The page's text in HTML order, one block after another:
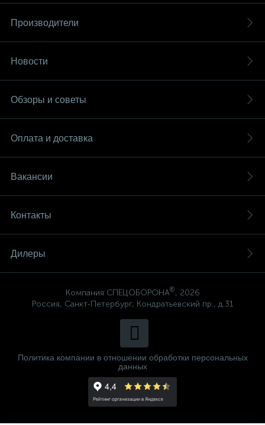
Производители
Новости
Обзоры и советы
Оплата и доставка
Вакансии
Контакты
Дилеры
Компания СПЕЦОБОРОНА®, 2026
Россия, Санкт-Петербург, Кондратьевский пр., д.31
Политика компании в отношении обработки персональных
данных